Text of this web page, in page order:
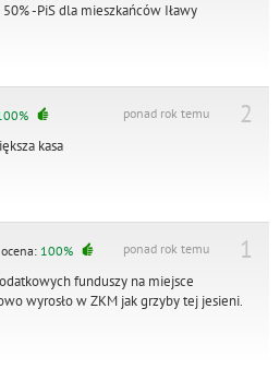
-PiS dla mieszkańców Iławy
2
ponad rok temu
kasa
1
ponad rok temu
ocena: 100%
funduszy na miejsce
wyrosło w ZKM jak grzyby tej jesieni.